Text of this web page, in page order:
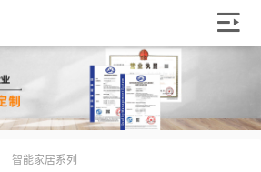
智能家居系列